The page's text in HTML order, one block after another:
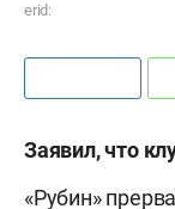
erid:
Заявил, что
«Рубин»